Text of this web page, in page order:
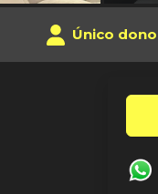
Único dono